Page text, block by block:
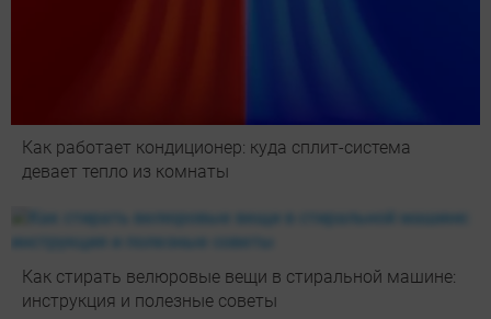
Как работает кондиционер: куда сплит-система
девает тепло из комнаты
Как стирать велюровые вещи в стиральной машине:
инструкция и полезные советы